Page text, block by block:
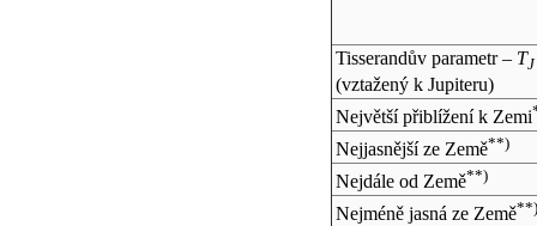
Tisserandův parametr – TJ
(vztažený k Jupiteru)
Největší přiblížení k Zemi
Nejjasnější ze Země**)
Nejdále od Země**)
Nejméně jasná ze Země**)